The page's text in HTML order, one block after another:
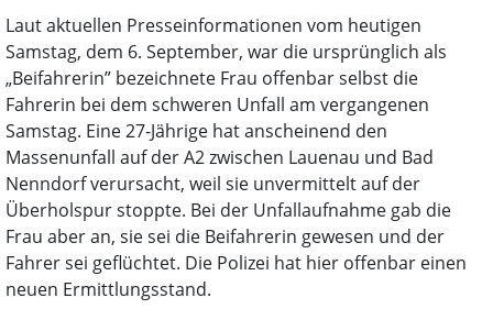
Laut aktuellen Presseinformationen vom heutigen
Samstag, dem 6. September, war die ursprünglich als
„Beifahrerin” bezeichnete Frau offenbar selbst die
Fahrerin bei dem schweren Unfall am vergangenen
Samstag. Eine 27-Jährige hat anscheinend den
Massenunfall auf der A2 zwischen Lauenau und Bad
Nenndorf verursacht, weil sie unvermittelt auf der
Überholspur stoppte. Bei der Unfallaufnahme gab die
Frau aber an, sie sei die Beifahrerin gewesen und der
Fahrer sei geflüchtet. Die Polizei hat hier offenbar einen
neuen Ermittlungsstand.